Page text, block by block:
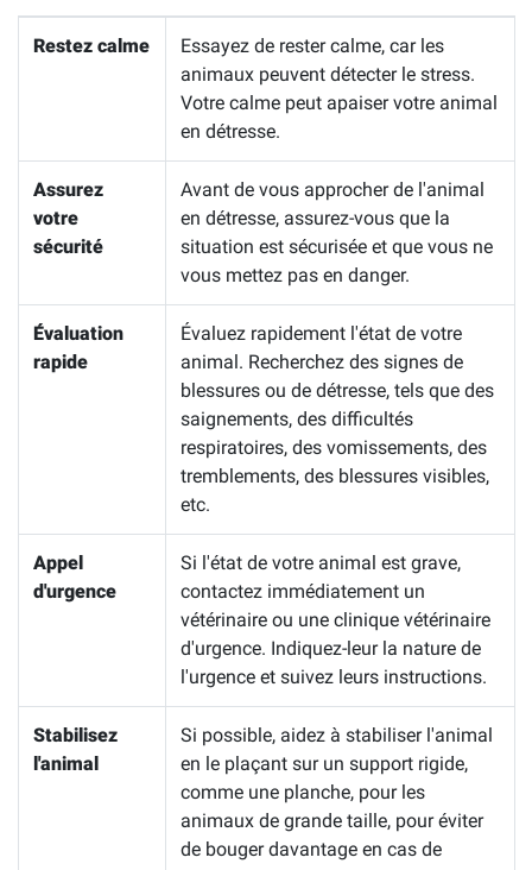
Restez calme
Essayez de rester calme, car les
animaux peuvent détecter le stress.
Votre calme peut apaiser votre animal
en détresse.
Assurez
votre
sécurité
Avant de vous approcher de l'animal
en détresse, assurez-vous que la
situation est sécurisée et que vous ne
vous mettez pas en danger.
Évaluation
rapide
Évaluez rapidement l'état de votre
animal. Recherchez des signes de
blessures ou de détresse, tels que des
saignements, des difficultés
respiratoires, des vomissements, des
tremblements, des blessures visibles,
etc.
Appel
d'urgence
Si l'état de votre animal est grave,
contactez immédiatement un
vétérinaire ou une clinique vétérinaire
d'urgence. Indiquez-leur la nature de
l'urgence et suivez leurs instructions.
Stabilisez
l'animal
Si possible, aidez à stabiliser l'animal
en le plaçant sur un support rigide,
comme une planche, pour les
animaux de grande taille, pour éviter
de bouger davantage en cas de